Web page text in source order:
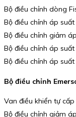
Bộ điều chỉnh dòng
Bộ điều chỉnh áp
Bộ điều chỉnh giảm
Bộ điều chỉnh áp
Bộ điều chỉnh áp
Bộ điều chỉnh
Van điều khiển tự
Bộ điều chỉnh giảm